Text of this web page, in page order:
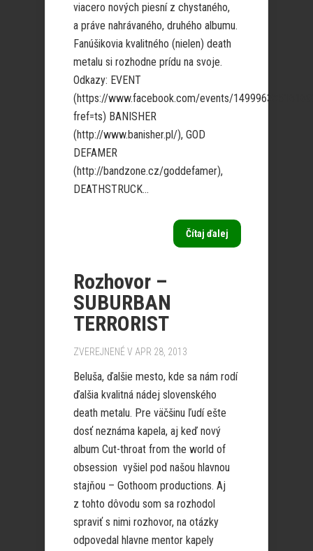
viacero nových piesní z chystaného,
a práve nahrávaného, druhého albumu.
Fanúšikovia kvalitného (nielen) death
metalu si rozhodne prídu na svoje.
Odkazy: EVENT
(https://www.facebook.com/events/
fref=ts) BANISHER
(http://www.banisher.pl/), GOD
DEFAMER
(http://bandzone.cz/goddefamer),
DEATHSTRUCK...
Čítaj ďalej
Rozhovor –
SUBURBAN
TERRORIST
ZVEREJNENÉ V APR 28, 2013
Beluša, ďalšie mesto, kde sa nám rodí
ďalšia kvalitná nádej slovenského
death metalu. Pre väčšinu ľudí ešte
dosť neznáma kapela, aj keď nový
album Cut-throat from the world of
obsession vyšiel pod našou hlavnou
stajňou – Gothoom productions. Aj
z tohto dôvodu som sa rozhodol
spraviť s nimi rozhovor, na otázky
odpovedal hlavne mentor kapely